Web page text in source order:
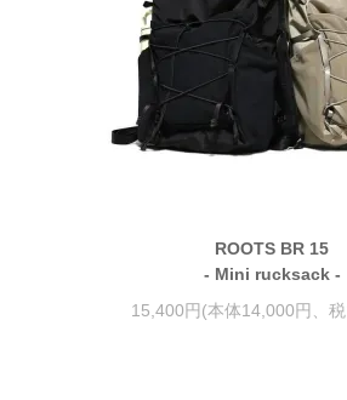
ROOTS BR 15
- Mini rucksack -
15,400円(本体14,000円、